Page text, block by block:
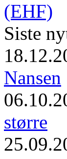
(EHF)
Siste
Nansen
større